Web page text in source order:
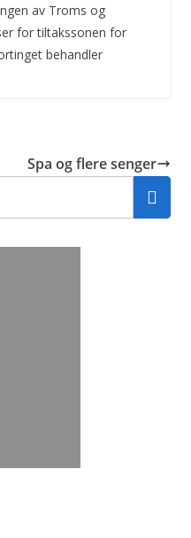
av Troms og
for tiltakssonen for
behandler
Spa og flere senger